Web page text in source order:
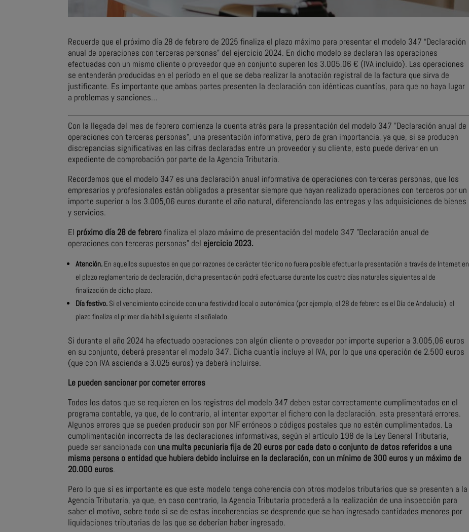
Recuerde que el próximo día 28 de febrero de 2025 finaliza el plazo máximo para presentar el modelo 347 “Declaración
anual de operaciones con terceras personas” del ejercicio 2024. En dicho modelo se declaran las operaciones
efectuadas con un mismo cliente o proveedor que en conjunto superen los 3.005,06 € (IVA incluido). Las operaciones
se entenderán producidas en el período en el que se deba realizar la anotación registral de la factura que sirva de
justificante. Es importante que ambas partes presenten la declaración con idénticas cuantías, para que no haya lugar
a problemas y sanciones…
Con la llegada del mes de febrero comienza la cuenta atrás para la presentación del modelo 347 "Declaración anual de
operaciones con terceras personas", una presentación informativa, pero de gran importancia, ya que, si se producen
discrepancias significativas en las cifras declaradas entre un proveedor y su cliente, esto puede derivar en un
expediente de comprobación por parte de la Agencia Tributaria.
Recordemos que el modelo 347 es una declaración anual informativa de operaciones con terceras personas, que los
empresarios y profesionales están obligados a presentar siempre que hayan realizado operaciones con terceros por un
importe superior a los 3.005,06 euros durante el año natural, diferenciando las entregas y las adquisiciones de bienes
y servicios.
El próximo día 28 de febrerofinaliza el plazo máximo de presentación del modelo 347 "Declaración anual de
operaciones con terceras personas" del ejercicio 2023.
Atención. En aquellos supuestos en que por razones de carácter técnico no fuera posible efectuar la presentación a través de Internet en
el plazo reglamentario de declaración, dicha presentación podrá efectuarse durante los cuatro días naturales siguientes al de
finalización de dicho plazo.
Día festivo. Si el vencimiento coincide con una festividad local o autonómica (por ejemplo, el 28 de febrero es el Día de Andalucía), el
plazo finaliza el primer día hábil siguiente al señalado.
Si durante el año 2024 ha efectuado operaciones con algún cliente o proveedor por importe superior a 3.005,06 euros
en su conjunto, deberá presentar el modelo 347. Dicha cuantía incluye el IVA, por lo que una operación de 2.500 euros
(que con IVA ascienda a 3.025 euros) ya deberá incluirse.
Le pueden sancionar por cometer errores
Todos los datos que se requieren en los registros del modelo 347 deben estar correctamente cumplimentados en el
programa contable, ya que, de lo contrario, al intentar exportar el fichero con la declaración, esta presentará errores.
Algunos errores que se pueden producir son por NIF erróneos o códigos postales que no estén cumplimentados. La
cumplimentación incorrecta de las declaraciones informativas, según el artículo 198 de la Ley General Tributaria,
puede ser sancionada con una multa pecuniaria fija de 20 euros por cada dato o conjunto de datos referidos a una
misma persona o entidad que hubiera debido incluirse en la declaración, con un mínimo de 300 euros y un máximo de
20.000 euros.
Pero lo que sí es importante es que este modelo tenga coherencia con otros modelos tributarios que se presenten a la
Agencia Tributaria, ya que, en caso contrario, la Agencia Tributaria procederá a la realización de una inspección para
saber el motivo, sobre todo si se de estas incoherencias se desprende que se han ingresado cantidades menores por
liquidaciones tributarias de las que se deberían haber ingresado.